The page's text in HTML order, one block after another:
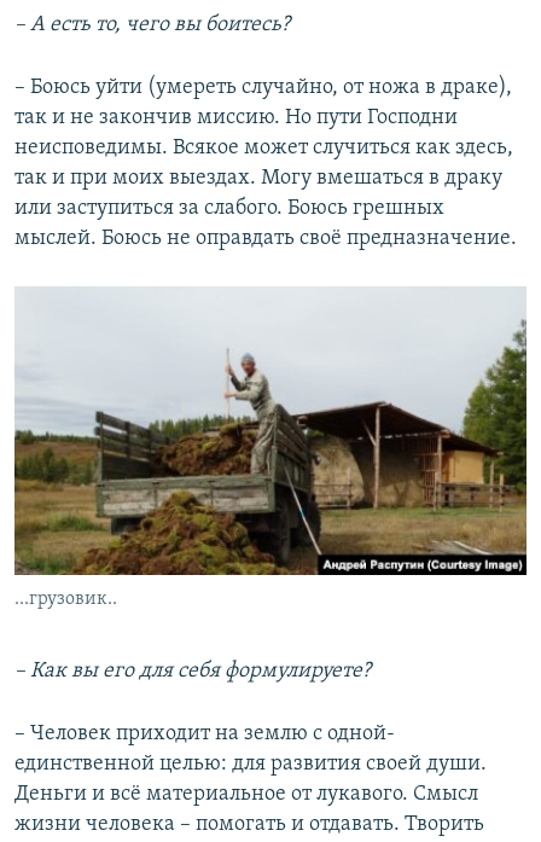
– А есть то, чего вы боитесь?
– Боюсь уйти (умереть случайно, от ножа в драке),
так и не закончив миссию. Но пути Господни
неисповедимы. Всякое может случиться как здесь,
так и при моих выездах. Могу вмешаться в драку
или заступиться за слабого. Боюсь грешных
мыслей. Боюсь не оправдать своё предназначение.
...грузовик..
– Как вы его для себя формулируете?
– Человек приходит на землю с одной-
единственной целью: для развития своей души.
Деньги и всё материальное от лукавого. Смысл
жизни человека – помогать и отдавать. Творить